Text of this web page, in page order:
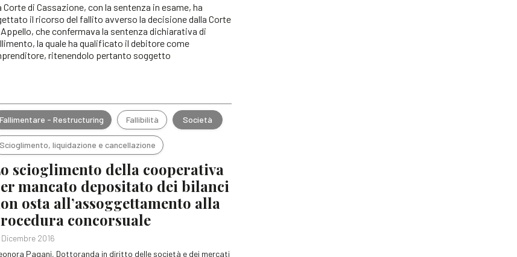
Corte di Cassazione, con la sentenza in esame, ha
il ricorso del fallito avverso la decisione dalla Corte
che confermava la sentenza dichiarativa di
la quale ha qualificato il debitore come
ritenendolo pertanto soggetto
Fallimentare - Restructuring Fallibilità Società
Scioglimento, liquidazione e cancellazione
scioglimento della cooperativa
mancato depositato dei bilanci
osta all’assoggettamento alla
concorsuale
Dicembre 2016
Pagani, Dottoranda in diritto delle società e dei mercati